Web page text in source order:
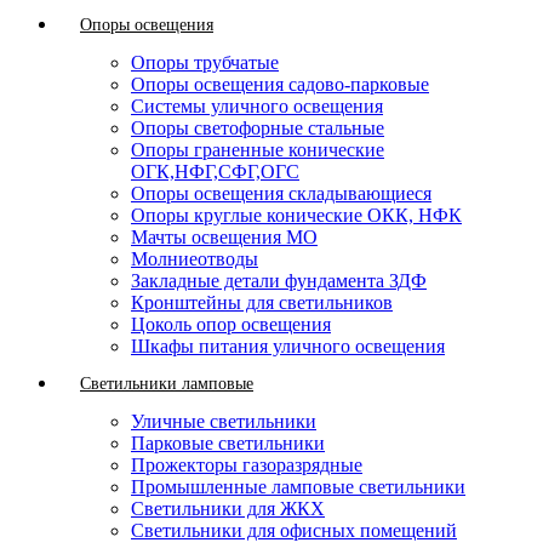
Опоры освещения
Опоры трубчатые
Опоры освещения садово-парковые
Системы уличного освещения
Опоры светофорные стальные
Опоры граненные конические
ОГК,НФГ,СФГ,ОГС
Опоры освещения складывающиеся
Опоры круглые конические ОКК, НФК
Мачты освещения МО
Молниеотводы
Закладные детали фундамента ЗДФ
Кронштейны для светильников
Цоколь опор освещения
Шкафы питания уличного освещения
Светильники ламповые
Уличные светильники
Парковые светильники
Прожекторы газоразрядные
Промышленные ламповые светильники
Светильники для ЖКХ
Светильники для офисных помещений